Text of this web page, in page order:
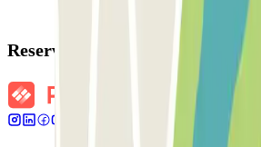
Reserveringsgegevens